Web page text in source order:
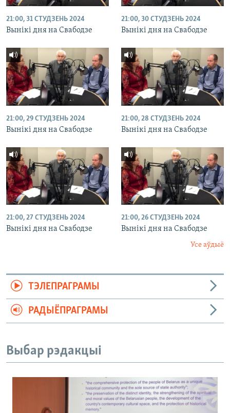
21:00, 31 СТУДЗЕНЬ 2024
Вынікі дня на Свабодзе
21:00, 30 СТУДЗЕНЬ 2024
Вынікі дня на Свабодзе
21:00, 29 СТУДЗЕНЬ 2024
Вынікі дня на Свабодзе
21:00, 28 СТУДЗЕНЬ 2024
Вынікі дня на Свабодзе
21:00, 27 СТУДЗЕНЬ 2024
Вынікі дня на Свабодзе
21:00, 26 СТУДЗЕНЬ 2024
Вынікі дня на Свабодзе
Усе аўдыё
ТЭЛЕПРАГРАМЫ
РАДЫЁПРАГРАМЫ
Выбар рэдакцыі